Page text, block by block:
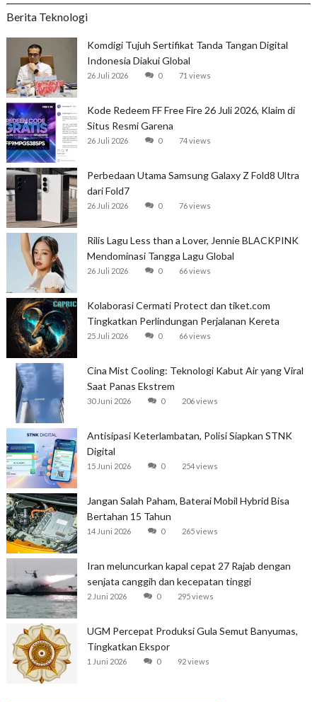
Berita Teknologi
Komdigi Tujuh Sertifikat Tanda Tangan Digital
Indonesia Diakui Global
26 Juli 2026 0 71 views
Kode Redeem FF Free Fire 26 Juli 2026, Klaim di
Situs Resmi Garena
26 Juli 2026 0 74 views
Perbedaan Utama Samsung Galaxy Z Fold8 Ultra
dari Fold7
26 Juli 2026 0 76 views
Rilis Lagu Less than a Lover, Jennie BLACKPINK
Mendominasi Tangga Lagu Global
26 Juli 2026 0 66 views
Kolaborasi Cermati Protect dan tiket.com
Tingkatkan Perlindungan Perjalanan Kereta
25 Juli 2026 0 66 views
Cina Mist Cooling: Teknologi Kabut Air yang Viral
Saat Panas Ekstrem
30 Juni 2026 0 206 views
Antisipasi Keterlambatan, Polisi Siapkan STNK
Digital
15 Juni 2026 0 254 views
Jangan Salah Paham, Baterai Mobil Hybrid Bisa
Bertahan 15 Tahun
14 Juni 2026 0 265 views
Iran meluncurkan kapal cepat 27 Rajab dengan
senjata canggih dan kecepatan tinggi
2 Juni 2026 0 295 views
UGM Percepat Produksi Gula Semut Banyumas,
Tingkatkan Ekspor
1 Juni 2026 0 92 views